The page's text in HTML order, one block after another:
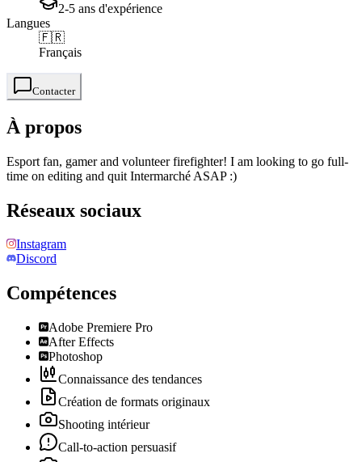
2-5 ans d'expérience
Langues
🇫🇷
Français
Contacter
À propos
Esport fan, gamer and volunteer firefighter! I am looking to go full-
time on editing and quit Intermarché ASAP :)
Réseaux sociaux
Instagram
Discord
Compétences
Adobe Premiere Pro
After Effects
Photoshop
Connaissance des tendances
Création de formats originaux
Shooting intérieur
Call-to-action persuasif